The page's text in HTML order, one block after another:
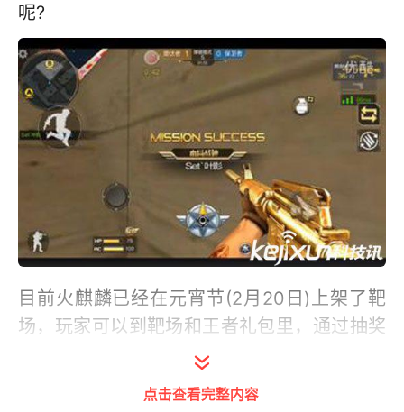
呢?
目前火麒麟已经在元宵节(2月20日)上架了靶
场，玩家可以到靶场和王者礼包里，通过抽奖
的方式获取，一切就看你的运气了哦。但是后
点击查看完整内容